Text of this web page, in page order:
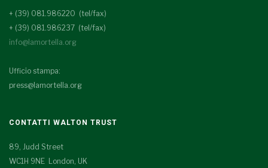
+ (39) 081.986220 (tel/fax)
+ (39) 081.986237 (tel/fax)
info@lamortella.org
Ufficio stampa:
press@lamortella.org
CONTATTI WALTON TRUST
89, Judd Street
WC1H 9NE London, UK